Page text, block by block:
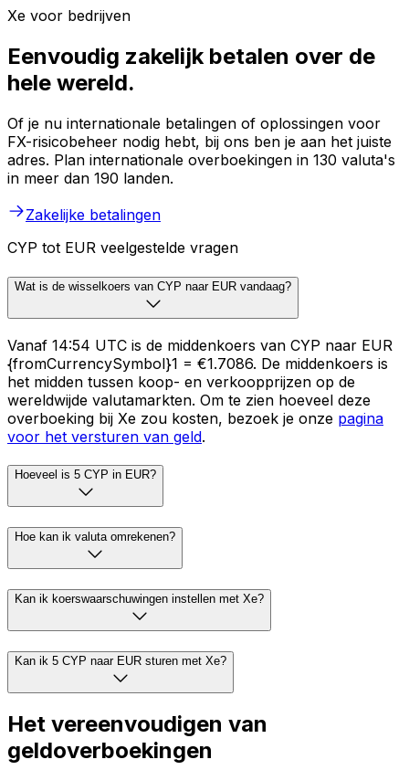
Xe voor bedrijven
Eenvoudig zakelijk betalen over de
hele wereld.
Of je nu internationale betalingen of oplossingen voor
FX-risicobeheer nodig hebt, bij ons ben je aan het juiste
adres. Plan internationale overboekingen in 130 valuta's
in meer dan 190 landen.
Zakelijke betalingen
CYP tot EUR veelgestelde vragen
Wat is de wisselkoers van CYP naar EUR vandaag?
Vanaf 14:54 UTC is de middenkoers van CYP naar EUR
{fromCurrencySymbol}1 = €1.7086. De middenkoers is
het midden tussen koop- en verkoopprijzen op de
wereldwijde valutamarkten. Om te zien hoeveel deze
overboeking bij Xe zou kosten, bezoek je onze pagina
voor het versturen van geld.
Hoeveel is 5 CYP in EUR?
Hoe kan ik valuta omrekenen?
Kan ik koerswaarschuwingen instellen met Xe?
Kan ik 5 CYP naar EUR sturen met Xe?
Het vereenvoudigen van
geldoverboekingen